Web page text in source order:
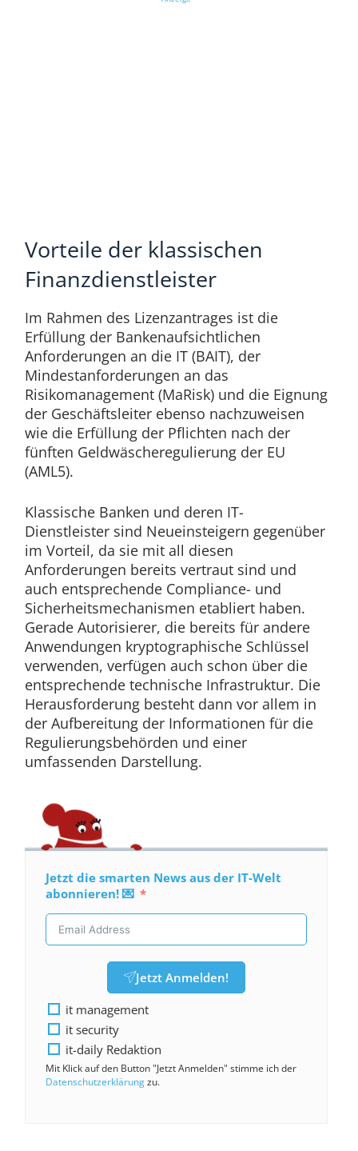
Vorteile der klassischen
Finanzdienstleister
Im Rahmen des Lizenzantrages ist die
Erfüllung der Bankenaufsichtlichen
Anforderungen an die IT (BAIT), der
Mindestanforderungen an das
Risikomanagement (MaRisk) und die Eignung
der Geschäftsleiter ebenso nachzuweisen
wie die Erfüllung der Pflichten nach der
fünften Geldwäscheregulierung der EU
(AML5).
Klassische Banken und deren IT-
Dienstleister sind Neueinsteigern gegenüber
im Vorteil, da sie mit all diesen
Anforderungen bereits vertraut sind und
auch entsprechende Compliance- und
Sicherheitsmechanismen etabliert haben.
Gerade Autorisierer, die bereits für andere
Anwendungen kryptographische Schlüssel
verwenden, verfügen auch schon über die
entsprechende technische Infrastruktur. Die
Herausforderung besteht dann vor allem in
der Aufbereitung der Informationen für die
Regulierungsbehörden und einer
umfassenden Darstellung.
Jetzt die smarten News aus der IT-Welt
abonnieren! 💌
Jetzt Anmelden!
it management
it security
it-daily Redaktion
Mit Klick auf den Button "Jetzt Anmelden" stimme ich der
Datenschutzerklärungzu.